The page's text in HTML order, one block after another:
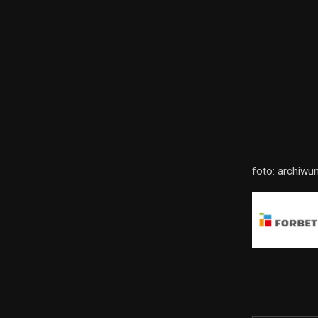
foto: